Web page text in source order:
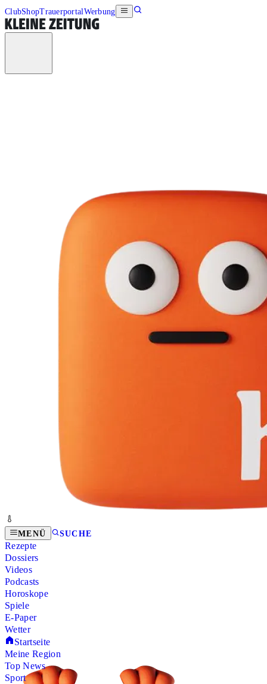
ClubShopTrauerportalWerbung
MENÜ SUCHE
Rezepte
Dossiers
Videos
Podcasts
Horoskope
Spiele
E-Paper
Wetter
Startseite
Meine Region
Top News
Sport